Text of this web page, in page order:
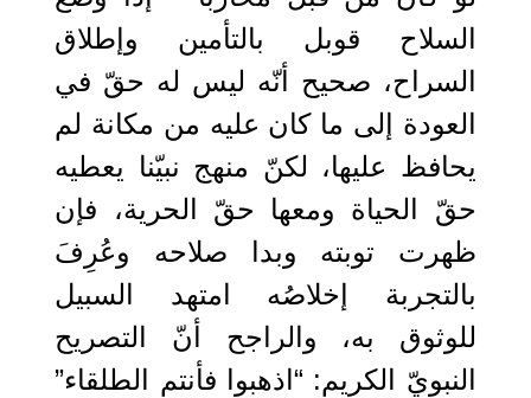
السلاح قوبل بالتأمين وإطلاق
السراح، صحيح أنّه ليس له حقّ في
العودة إلى ما كان عليه من مكانة لم
يحافظ عليها، لكنّ منهج نبيّنا يعطيه
حقّ الحياة ومعها حقّ الحرية، فإن
ظهرت توبته وبدا صلاحه وعُرِفَ
بالتجربة إخلاصُه امتهد السبيل
للوثوق به، والراجح أنّ التصريح
النبويّ الكريم: “اذهبوا فأنتم الطلقاء”